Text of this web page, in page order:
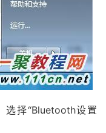
择“Bluetooth设置